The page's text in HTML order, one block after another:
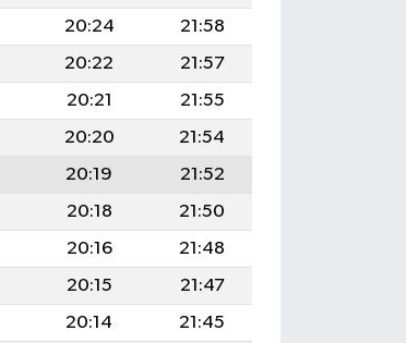
20:24
21:58
20:22
21:57
20:21
21:55
20:20
21:54
20:19
21:52
20:18
21:50
20:16
21:48
20:15
21:47
20:14
21:45